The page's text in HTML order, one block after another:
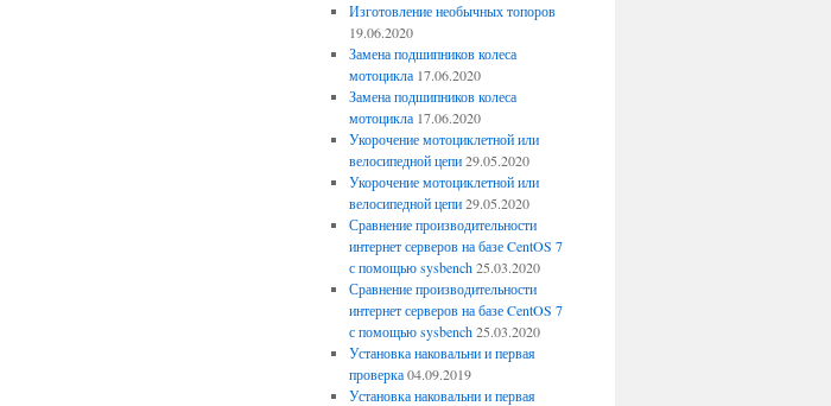
Изготовление необычных топоров
19.06.2020
Замена подшипников колеса
мотоцикла 17.06.2020
Замена подшипников колеса
мотоцикла 17.06.2020
Укорочение мотоциклетной или
велосипедной цепи 29.05.2020
Укорочение мотоциклетной или
велосипедной цепи 29.05.2020
Сравнение производительности
интернет серверов на базе CentOS 7
с помощью sysbench 25.03.2020
Сравнение производительности
интернет серверов на базе CentOS 7
с помощью sysbench 25.03.2020
Установка наковальни и первая
проверка 04.09.2019
Установка наковальни и первая